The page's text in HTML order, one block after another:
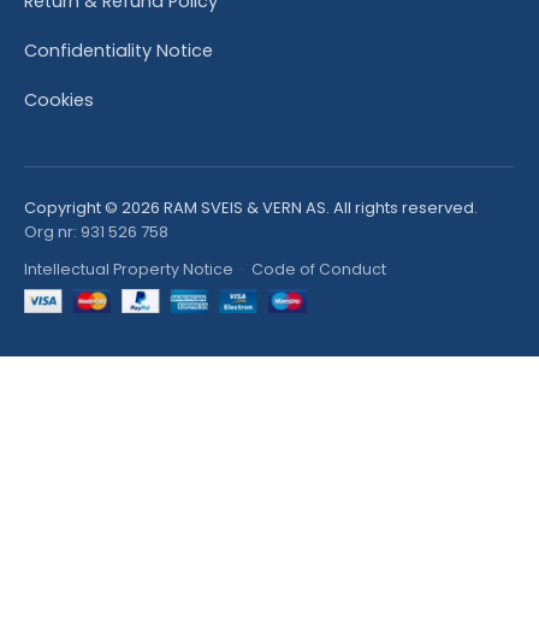
Confidentiality Notice
Cookies
Copyright © 2026 RAM SVEIS & VERN AS. All rights reserved.
Org nr: 931 526 758
Intellectual Property Notice · Code of Conduct